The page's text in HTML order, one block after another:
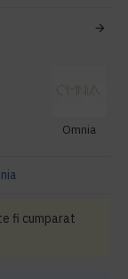
Omnia
fi cumparat